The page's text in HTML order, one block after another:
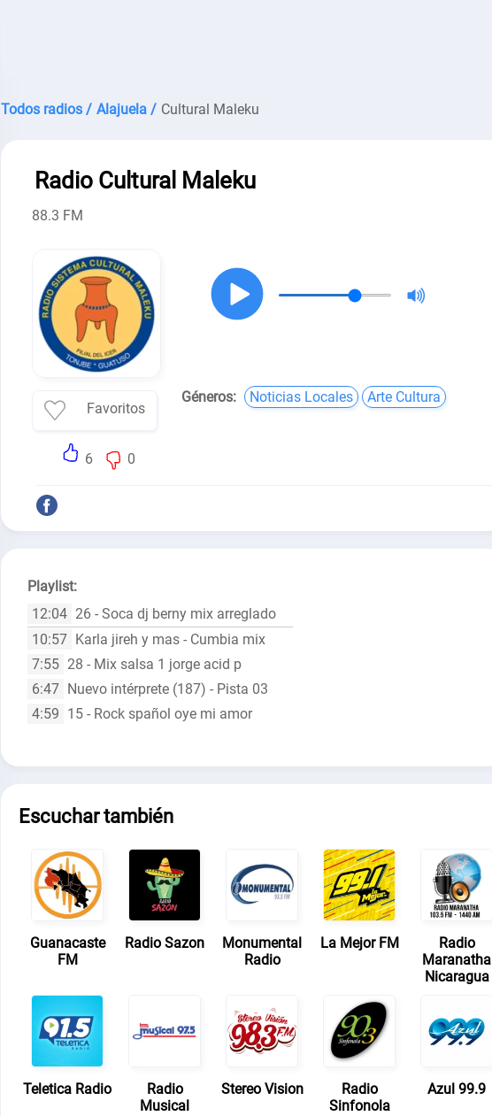
Todos radios / Alajuela / Cultural Maleku
Radio Cultural Maleku
88.3 FM
Favoritos
6 0
Géneros: Noticias Locales Arte Cultura
Playlist:
12:04 26 - Soca dj berny mix arreglado
10:57 Karla jireh y mas - Cumbia mix
7:55 28 - Mix salsa 1 jorge acid p
6:47 Nuevo intérprete (187) - Pista 03
4:59 15 - Rock spañol oye mi amor
Escuchar también
Guanacaste
FM
Radio Sazon
Monumental
Radio
La Mejor FM
Radio
Maranatha
Nicaragua
Teletica Radio
Radio
Musical
Stereo Vision
Radio
Sinfonola
Azul 99.9